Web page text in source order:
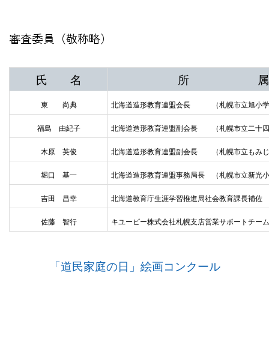
審査委員（敬称略）
氏 名 所 属
東 尚典 北海道造形教育連盟会長 （札幌市立旭小
福島 由紀子 北海道造形教育連盟副会長 （札幌市立二十
木原 英俊 北海道造形教育連盟副会長 （札幌市立もみ
堀口 基一 北海道造形教育連盟事務局長 （札幌市立新光
吉田 昌幸 北海道教育庁生涯学習推進局社会教育課長補佐
佐藤 智行 キユーピー株式会社札幌支店営業サポートチー
「道民家庭の日」絵画コンクール